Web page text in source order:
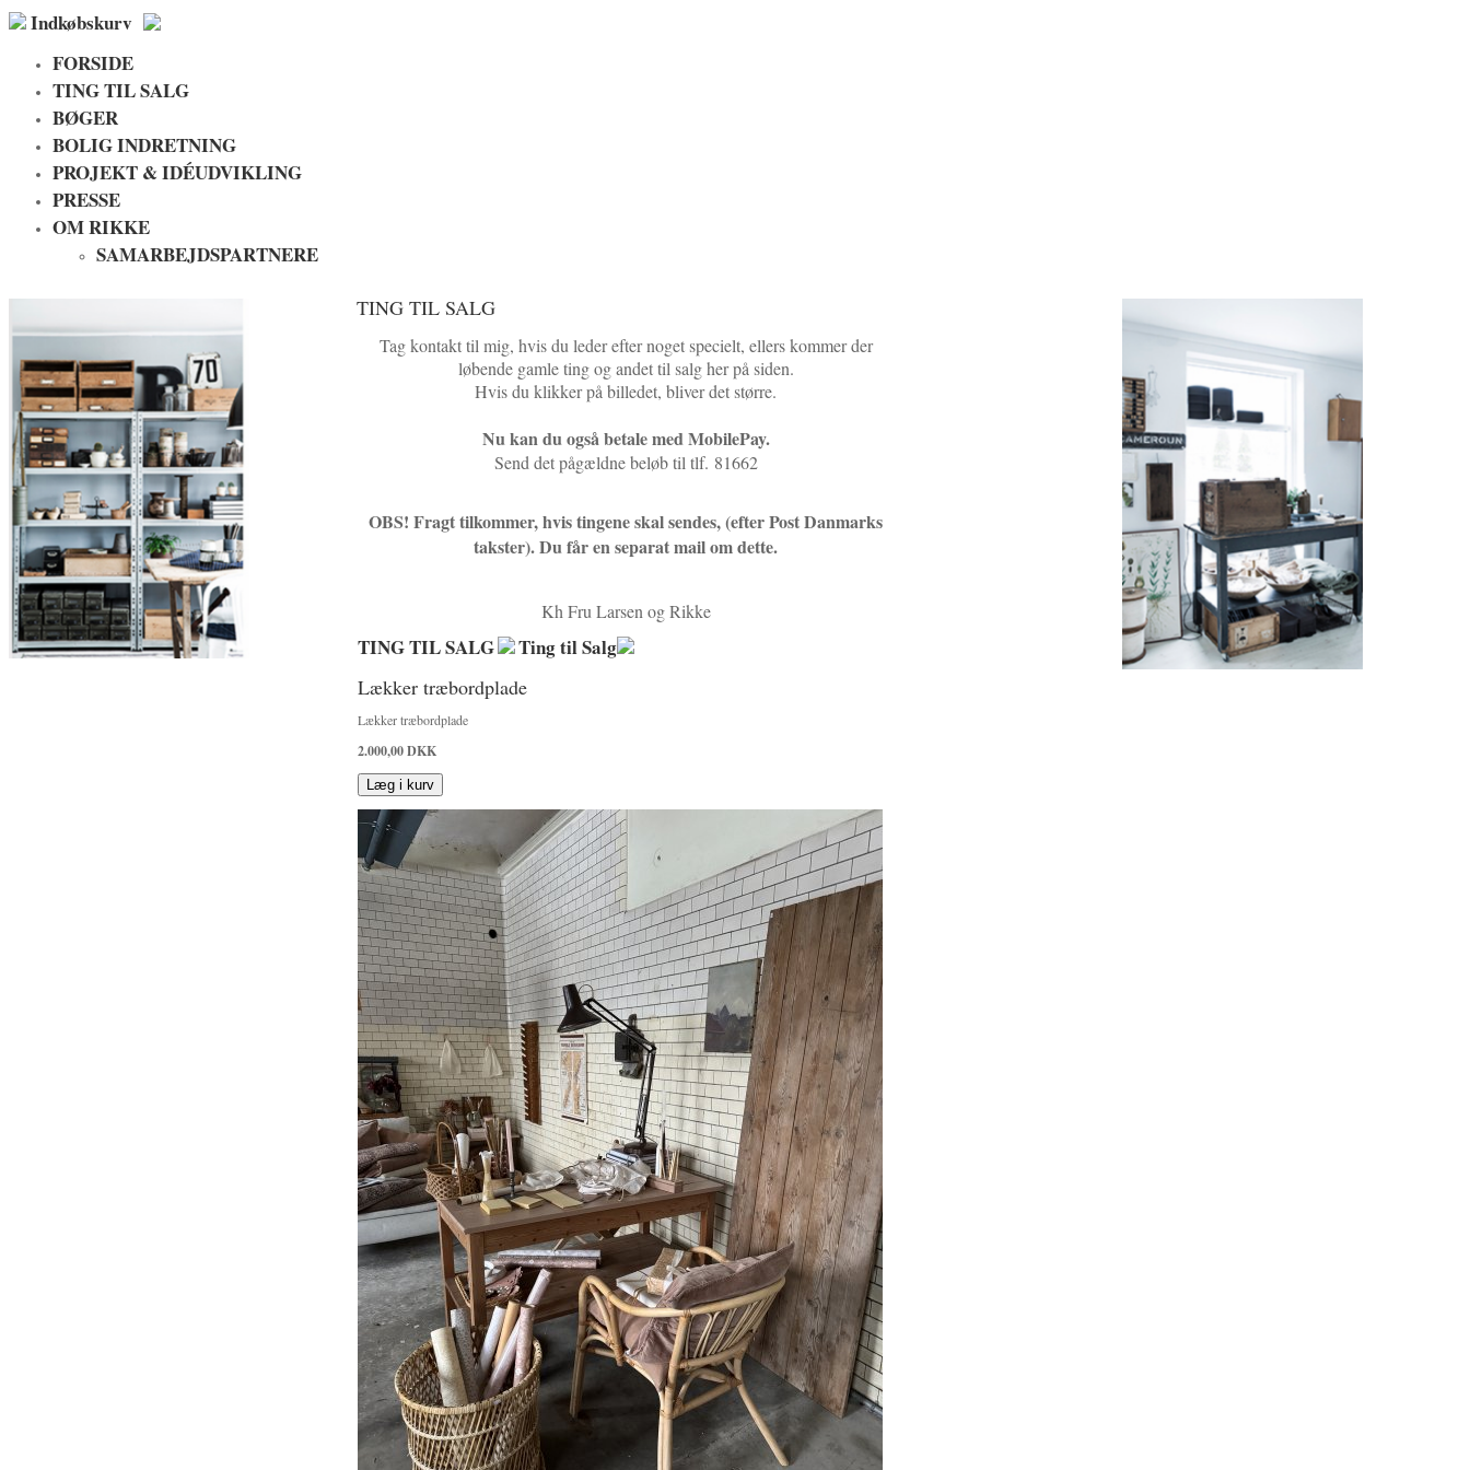
Indkøbskurv
FORSIDE
TING TIL SALG
BØGER
BOLIG INDRETNING
PROJEKT & IDÉUDVIKLING
PRESSE
OM RIKKE
SAMARBEJDSPARTNERE
TING TIL SALG
Tag kontakt til mig, hvis du leder efter noget specielt, ellers kommer der
løbende gamle ting og andet til salg her på siden.
Hvis du klikker på billedet, bliver det større.
Nu kan du også betale med MobilePay.
Send det pågældne beløb til tlf. 81662
OBS! Fragt tilkommer, hvis tingene skal sendes, (efter Post Danmarks
takster). Du får en separat mail om dette.
Kh Fru Larsen og Rikke
TING TIL SALG Ting til Salg
Lækker træbordplade
Lækker træbordplade
2.000,00DKK
Læg i kurv